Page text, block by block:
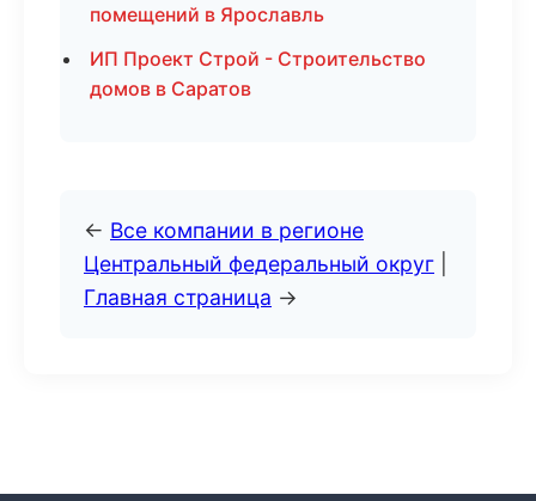
помещений в Ярославль
ИП Проект Строй - Строительство
домов в Саратов
← Все компании в регионе
Центральный федеральный округ
Главная страница →